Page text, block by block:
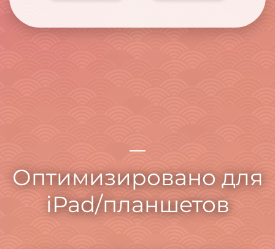
Оптимизировано для
iPad/планшетов